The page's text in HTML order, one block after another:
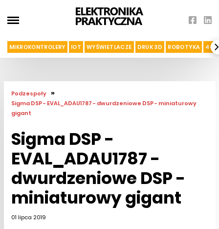
MIKROKONTROLERY IOT WYŚWIETLACZE DRUK 3D ROBOTYKA 4G I
Podzespoły »
Sigma DSP - EVAL_ADAU1787 - dwurdzeniowe DSP - miniaturowy
gigant
Sigma DSP -
EVAL_ADAU1787 -
dwurdzeniowe DSP -
miniaturowy gigant
01 lipca 2019